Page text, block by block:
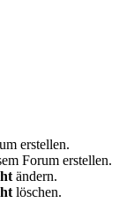
erstellen.
Forum erstellen.
ändern.
löschen.